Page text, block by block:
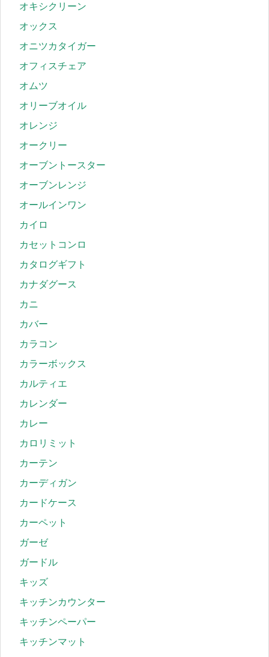
オキシクリーン
オックス
オニツカタイガー
オフィスチェア
オムツ
オリーブオイル
オレンジ
オークリー
オーブントースター
オーブンレンジ
オールインワン
カイロ
カセットコンロ
カタログギフト
カナダグース
カニ
カバー
カラコン
カラーボックス
カルティエ
カレンダー
カレー
カロリミット
カーテン
カーディガン
カードケース
カーペット
ガーゼ
ガードル
キッズ
キッチンカウンター
キッチンペーパー
キッチンマット